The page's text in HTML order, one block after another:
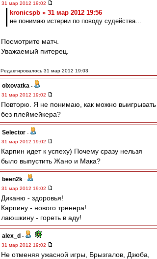
31 мар 2012 19:02
kronicspb » 31 мар 2012 19:56
не понимаю истерии по поводу судейства...
Посмотрите матч.
Уважаемый питерец.
Редактировалось 31 мар 2012 19:03
olxovatka -
31 мар 2012 19:02
Повторю. Я не понимаю, как можно выигрывать
без плеймейкера?
Selector -
31 мар 2012 19:02
Карпин идет к успеху) Почему сразу нельзя
было выпустить Жано и Мака?
been2k -
31 мар 2012 19:02
Диканю - здоровья!
Карпину - нового тренера!
лаюшкину - гореть в аду!
alex_d -
31 мар 2012 19:02
Не отменяя ужасной игры, Брызгалов, Дзюба,